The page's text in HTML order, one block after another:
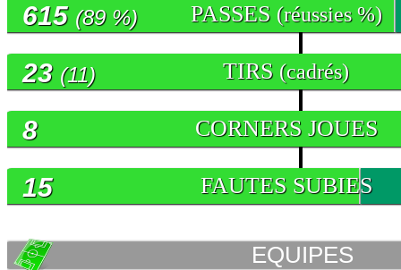
PASSES (réussies %)
615 (89 %)
TIRS (cadrés)
23 (11)
CORNERS JOUES
8
FAUTES SUBIES
15
EQUIPES